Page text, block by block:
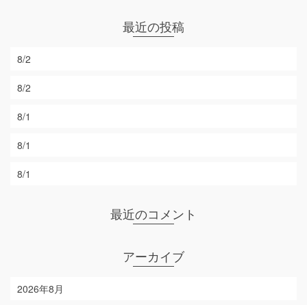
最近の投稿
8/2
8/2
8/1
8/1
8/1
最近のコメント
アーカイブ
2026年8月